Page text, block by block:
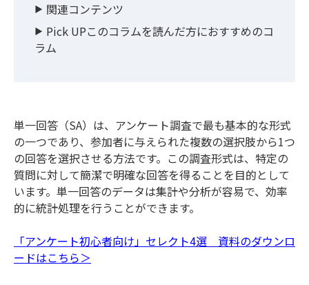
関連コンテンツ
Pick UPこのコラムを読んだ方におすすめのコ
ラム
単一回答（SA）は、アンケート調査で最も基本的な形式
の一つであり、参加者に与えられた複数の選択肢から1つ
の回答を選択させる方法です。この調査形式は、特定の
質問に対して簡潔で明確な回答を得ることを目的として
います。単一回答のデータは集計や分析が容易で、効率
的に統計処理を行うことができます。
「アンケート初心者向け」セレクト4選 資料のダウンロ
ードはこちら＞